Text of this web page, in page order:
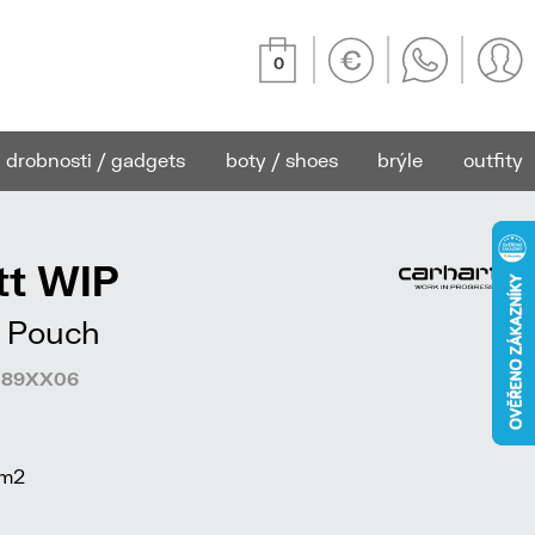
0
drobnosti / gadgets boty / shoes brýle outfity
WIP